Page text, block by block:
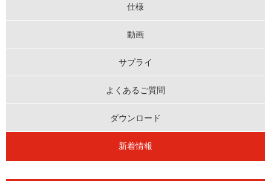
仕様
動画
サプライ
よくあるご質問
ダウンロード
新着情報